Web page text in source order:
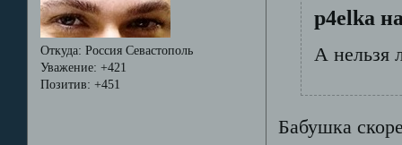
Откуда: Россия Севастополь
Уважение: +421
Позитив: +451
p4elka
А нельзя
Бабушка